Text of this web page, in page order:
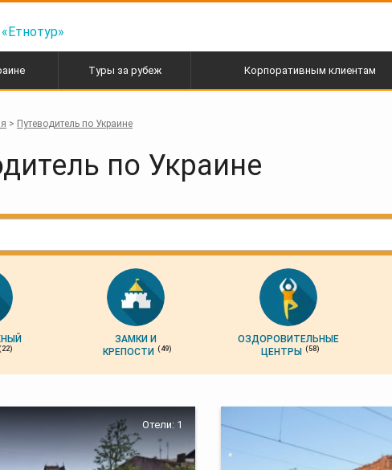
Туры за рубеж
Европе
Корпоративным клиентам
> Путеводитель по Украине
по Украине
(22)
ЗАМКИ И
КРЕПОСТИ (49)
ОЗДОРОВИТЕЛЬНЫЕ
ЦЕНТРЫ (58)
Отели: 1